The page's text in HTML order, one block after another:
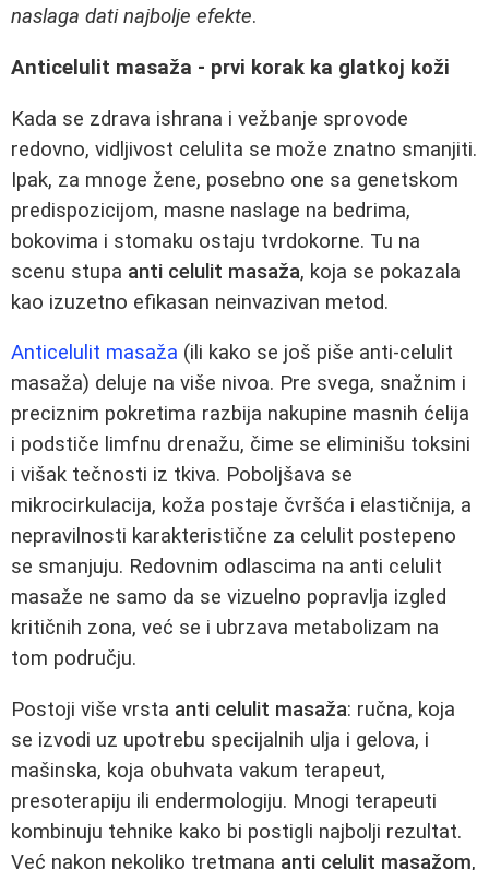
naslaga dati najbolje efekte.
Anticelulit masaža - prvi korak ka glatkoj koži
Kada se zdrava ishrana i vežbanje sprovode
redovno, vidljivost celulita se može znatno smanjiti.
Ipak, za mnoge žene, posebno one sa genetskom
predispozicijom, masne naslage na bedrima,
bokovima i stomaku ostaju tvrdokorne. Tu na
scenu stupa anti celulit masaža, koja se pokazala
kao izuzetno efikasan neinvazivan metod.
Anticelulit masaža (ili kako se još piše anti-celulit
masaža) deluje na više nivoa. Pre svega, snažnim i
preciznim pokretima razbija nakupine masnih ćelija
i podstiče limfnu drenažu, čime se eliminišu toksini
i višak tečnosti iz tkiva. Poboljšava se
mikrocirkulacija, koža postaje čvršća i elastičnija, a
nepravilnosti karakteristične za celulit postepeno
se smanjuju. Redovnim odlascima na anti celulit
masaže ne samo da se vizuelno popravlja izgled
kritičnih zona, već se i ubrzava metabolizam na
tom području.
Postoji više vrsta anti celulit masaža: ručna, koja
se izvodi uz upotrebu specijalnih ulja i gelova, i
mašinska, koja obuhvata vakum terapeut,
presoterapiju ili endermologiju. Mnogi terapeuti
kombinuju tehnike kako bi postigli najbolji rezultat.
Već nakon nekoliko tretmana anti celulit masažom,